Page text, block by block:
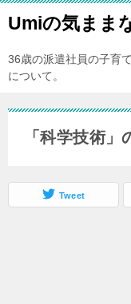
Umiの気まま
36歳の派遣社員の子育
について。
「科学技術」
Tweet